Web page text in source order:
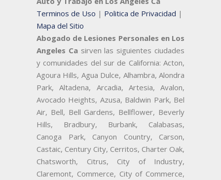
Terminos de Uso | Politica de Privacidad |
Mapa del Sitio
Abogado de Lesiones Personales en Los
Angeles Casirven las siguientes ciudades
y comunidades del sur de California: Acton,
Agoura Hills, Agua Dulce, Alhambra, Alondra
Park, Altadena, Arcadia, Artesia, Avalon,
Avocado Heights, Azusa, Baldwin Park, Bel
Air, Bell, Bell Gardens, Bellflower, Beverly
Hills, Bradbury, Burbank, Calabasas,
Canoga Park, Canyon Country, Carson,
Castaic, Century City, Cerritos, Charter Oak,
Chatsworth, Citrus, City of Industry,
Claremont, Commerce, City of Commerce,